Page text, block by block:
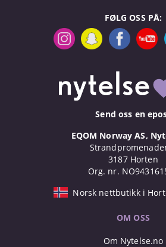
FØLG OSS PÅ:
Send oss en
EQOM Norway AS,
3187 Horten
Org. nr.
Norsk nettbutikk i
OM OSS
Om Nytelse.no